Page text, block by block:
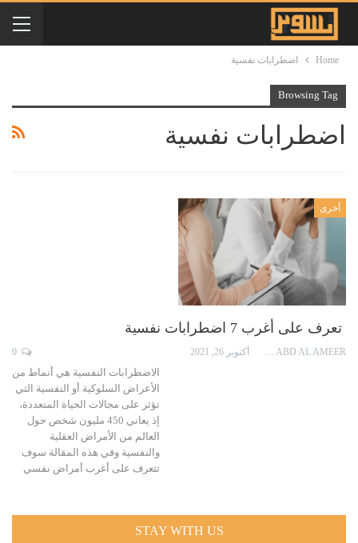
Home اضطرابات نفسية
Browsing Tag
اضطرابات نفسية
أخرى
تعرف على أغرب 7 اضطرابات نفسية
ESRAA AHMED ABD AL AMEER أكتوبر 26, 2021
الاضطرابات النفسية هي أنماط من
الأعراض السلوكية أو النفسية التي
تؤثر على مجالات الحياة المتعددة،
إذ يعاني 450 مليون شخص حول
العالم من الأمراض العقلية
والنفسية وفي هذه المقالة سوف
تتعرف على أغرب أمراض نفسي
STAY WITH US